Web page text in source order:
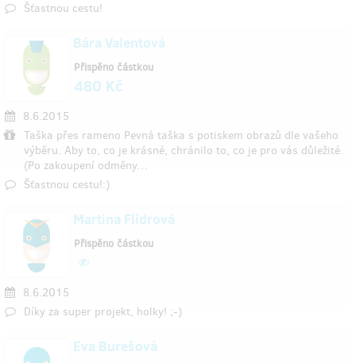
Šťastnou cestu!
Bára Valentová
8.6.2015
Taška přes rameno Pevná taška s potiskem obrazů dle vašeho
výběru. Aby to, co je krásné, chránilo to, co je pro vás důležité.
(Po zakoupení odměny…
Šťastnou cestu!:)
Přispěno částkou
480 Kč
Martina Flídrová
8.6.2015
Díky za super projekt, holky! ;-)
Přispěno částkou
Eva Burešová